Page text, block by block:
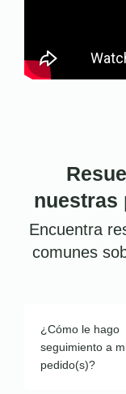
nuestras
Encuentra
comunes
¿Cómo le hago
seguimiento a
pedido(s)?